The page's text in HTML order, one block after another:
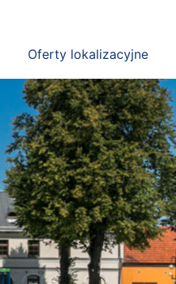
Oferty lokalizacyjne